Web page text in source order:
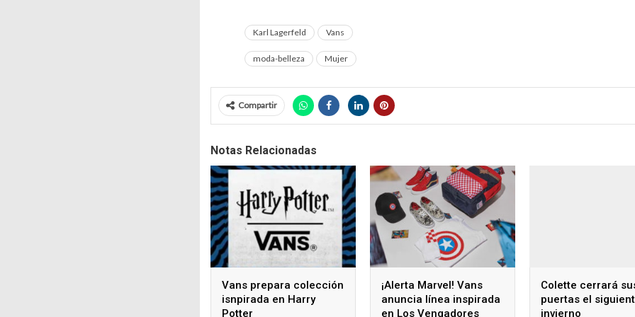
Karl Lagerfeld Vans
moda-belleza Mujer
Compartir
Notas Relacionadas
Vans prepara colección
isnpirada en Harry
Potter
¡Alerta Marvel! Vans
anuncia línea inspirada
en Los Vengadores
Colette cerrará
puertas el
invierno